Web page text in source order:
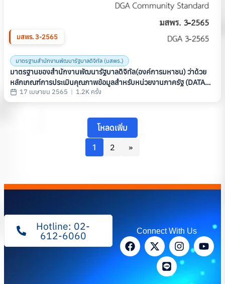
มสพร. 3-2565
มาตรฐานสำนักงานพัฒนารัฐบาลดิจิทัล (มสพร.)
มาตรฐานของสํานักงานพัฒนารัฐบาลดิจิทัล(องค์การมหาชน) ว่าด้วย
หลักเกณฑ์การประเมินคุณภาพข้อมูลสำหรับหน่วยงานภาครัฐ (DATA
QUALITY ASSESSMENT FOR GOVERNMENT AGENCY) (มสพร. 3-
2565)
17 เมษายน 2565 | 1.2K ครั้ง
โหลดเพิ่ม
1
2
»
Hotline: 02-
612-6060 Connect With Us